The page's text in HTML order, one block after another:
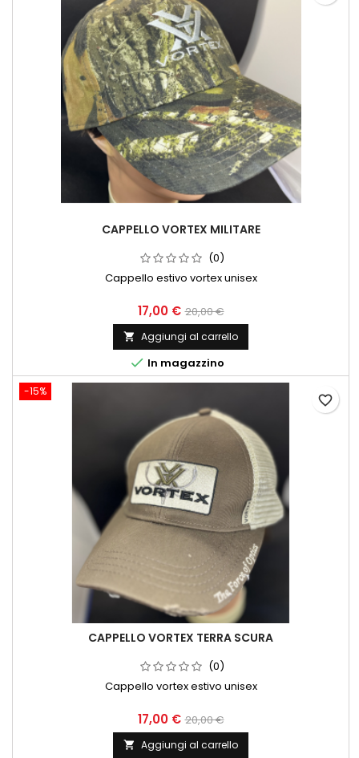
CAPPELLO VORTEX MILITARE
(0)
Cappello estivo vortex unisex
17,00 € 20,00 €
 Aggiungi al carrello
 In magazzino
-15%
CAPPELLO VORTEX TERRA SCURA
(0)
Cappello vortex estivo unisex
17,00 € 20,00 €
 Aggiungi al carrello
favorite_border